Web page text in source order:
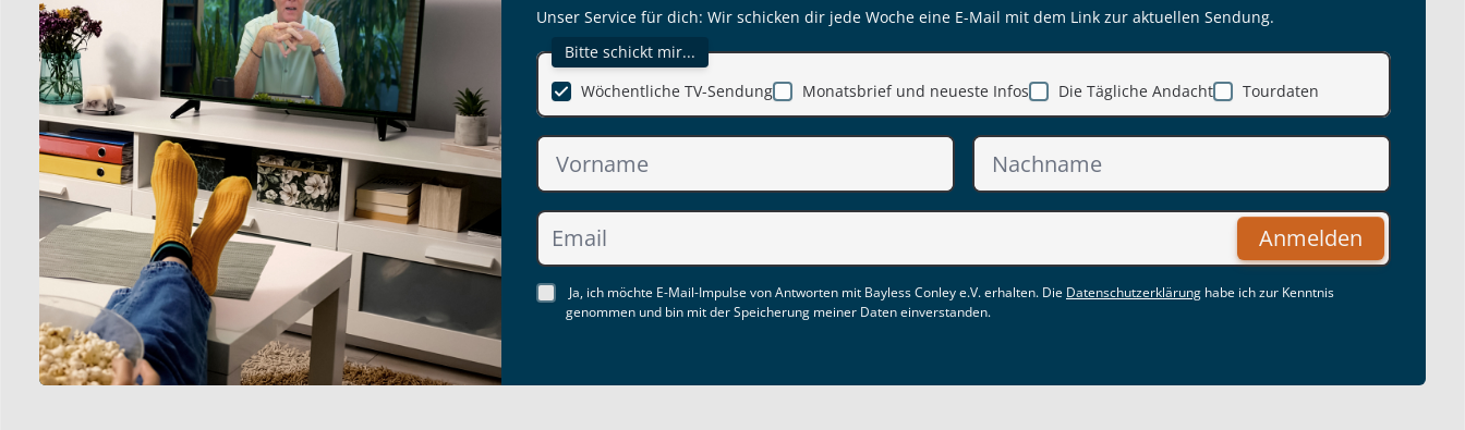
Unser Service für dich: Wir schicken dir jede Woche eine E-Mail mit dem Link zur aktuellen Sendung.
Bitte schickt mir...
Monatsbrief und neueste Infos
Die Tägliche Andacht
Wöchentliche TV-Sendung Tourdaten
Anmelden
Ja, ich möchte E-Mail-Impulse von Antworten mit Bayless Conley e.V. erhalten. Die Datenschutzerklärung habe ich zur Kenntnis
genommen und bin mit der Speicherung meiner Daten einverstanden.